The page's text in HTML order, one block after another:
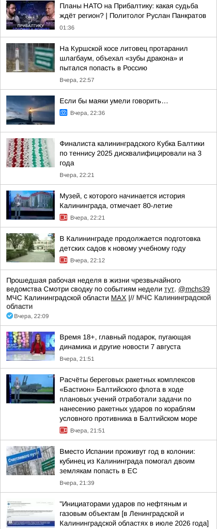
Планы НАТО на Прибалтику: какая судьба
ждёт регион? | Политолог Руслан Панкратов
01:36
На Куршской косе литовец протаранил
шлагбаум, объехал «зубы дракона» и
пытался попасть в Россию
Вчера, 22:57
Если бы маяки умели говорить…
Вчера, 22:36
Финалиста калининградского Кубка Балтики
по теннису 2025 дисквалифицировали на 3
года
Вчера, 22:21
Музей, с которого начинается история
Калининграда, отмечает 80-летие
Вчера, 22:21
В Калининграде продолжается подготовка
детских садов к новому учебному году
Вчера, 22:12
Прошедшая рабочая неделя в жизни чрезвычайного
ведомства Смотри сводку по событиям недели тут. @mchs39
МЧС Калининградской области MAX |// МЧС Калининградской
области
Вчера, 22:09
Время 18+, главный подарок, пугающая
динамика и другие новости 7 августа
Вчера, 21:51
Расчёты береговых ракетных комплексов
«Бастион» Балтийского флота в ходе
плановых учений отработали задачи по
нанесению ракетных ударов по кораблям
условного противника в Балтийском море
Вчера, 21:51
Вместо Испании проживут год в колонии:
кубинец из Калининграда помогал двоим
землякам попасть в ЕС
Вчера, 21:39
"Инициаторами ударов по нефтяным и
газовым объектам [в Ленинградской и
Калининградской областях в июле 2026 года]